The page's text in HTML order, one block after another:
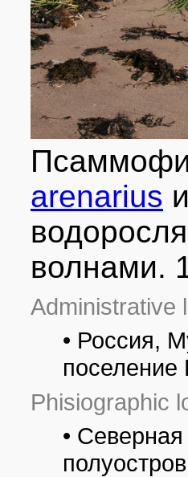
arenarius
волнами.
Administrative
• Россия,
поселение
Phisiographic
•